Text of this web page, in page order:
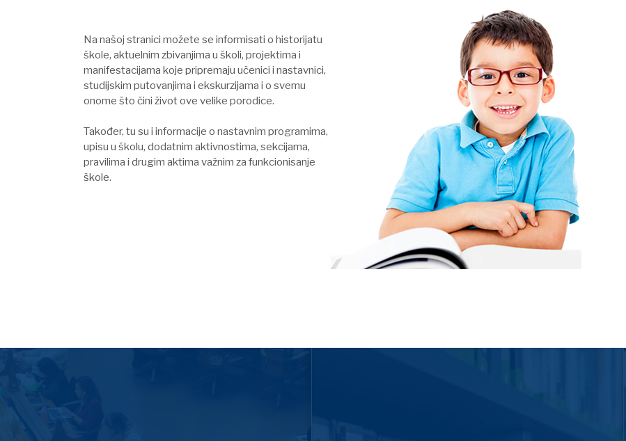
Na našoj stranici možete se informisati o historijatu
škole, aktuelnim zbivanjima u školi, projektima i
manifestacijama koje pripremaju učenici i nastavnici,
studijskim putovanjima i ekskurzijama i o svemu
onome što čini život ove velike porodice.
Također, tu su i informacije o nastavnim programima,
upisu u školu, dodatnim aktivnostima, sekcijama,
pravilima i drugim aktima važnim za funkcionisanje
škole.